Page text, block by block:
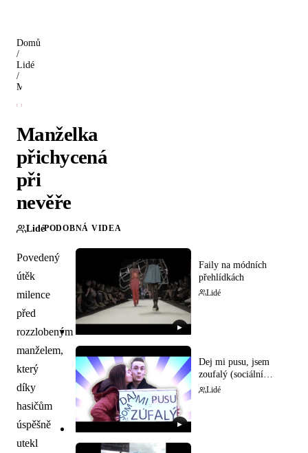
Domů
/
Lidé
/
Manželka
přichycená
při
nevěře
Lidé
Povedený
útěk
milence
před
rozzlobeným
manželem,
který
díky
hasičům
úspěšně
utekl
PODOBNÁ VIDEA
▶
Faily na módních
přehlídkách
Lidé
▶
Dej mi pusu, jsem
zoufalý (sociální
experiment)
Lidé